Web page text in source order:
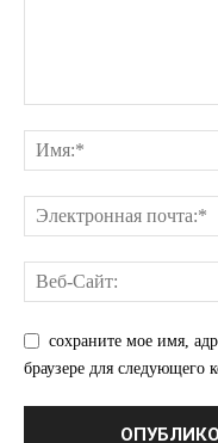
сохраните мое имя,
браузере для следующего